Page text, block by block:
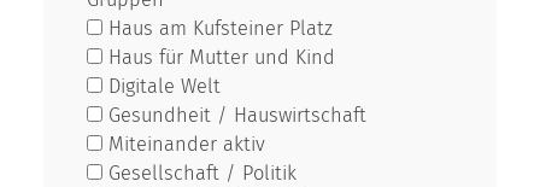
Haus am Kufsteiner Platz
Haus für Mutter und Kind
Digitale Welt
Gesundheit / Hauswirtschaft
Miteinander aktiv
Gesellschaft / Politik